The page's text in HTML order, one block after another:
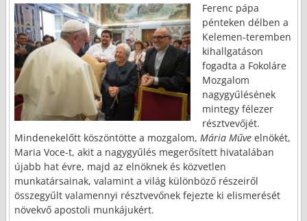
Ferenc pápa
pénteken délben a
Kelemen-teremben
kihallgatáson
fogadta a Fokoláre
Mozgalom
nagygyűlésének
mintegy félezer
résztvevőjét.
Mindenekelőtt köszöntötte a mozgalom, Mária Műveelnökét,
Maria Voce-t, akit a nagygyűlés megerősített hivatalában
újabb hat évre, majd az elnöknek és közvetlen
munkatársainak, valamint a világ különböző részeiről
összegyűlt valamennyi résztvevőnek fejezte ki elismerését
növekvő apostoli munkájukért.